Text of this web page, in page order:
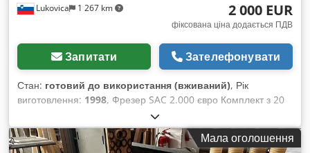
Lukovica 1 267 km 2 000 EUR
фіксована ціна додається ПДВ
Запитати Зателефонувати
Стан: готовий до використання (вживаний), Рік
виготовлення: 1998, Фрезер SAC 2.000 євро Комплект з 20
фрез 2.000 євро Dcedpfx Alox Av Aqe Rok
Мала оголошення